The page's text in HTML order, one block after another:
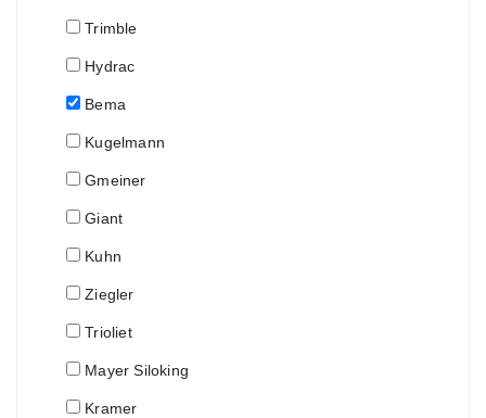
Trimble
Hydrac
Bema
Kugelmann
Gmeiner
Giant
Kuhn
Ziegler
Trioliet
Mayer Siloking
Kramer